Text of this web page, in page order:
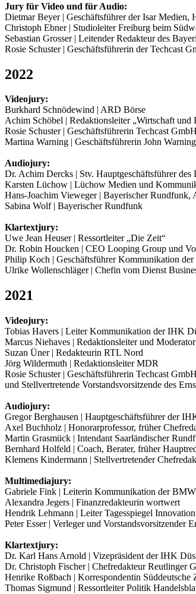
Jury für Video und für Audio:
Dietmar Beyer | Geschäftsführer der Isar Medien,
Christoph Ebner | Studioleiter Freiburg beim
Sebastian Grosser | Leitender Redakteur des
Rosie Schuster | Geschäftsführerin der Techcast
2022
Videojury:
Burkhard Schnödewind | ARD Börse
Achim Schöbel | Redaktionsleiter „Wirtschaft und
Rosie Schuster | Geschäftsführerin Techcast
Martina Warning | Geschäftsführerin John
Audiojury:
Dr. Achim Dercks | Stv. Hauptgeschäftsführer
Karsten Lüchow | Lüchow Medien und
Hans-Joachim Vieweger | Bayerischer Rundfunk,
Sabina Wolf | Bayerischer Rundfunk
Klartextjury:
Uwe Jean Heuser | Ressortleiter „Die Zeit“
Dr. Robin Houcken | CEO Looping Group und
Philip Koch | Geschäftsführer Kommunikation
Ulrike Wollenschläger | Chefin vom Dienst
2021
Videojury:
Tobias Havers | Leiter Kommunikation der IHK
Marcus Niehaves | Redaktionsleiter und
Suzan Üner | Redakteurin RTL Nord
Jörg Wildermuth | Redaktionsleiter MDR
Rosie Schuster | Geschäftsführerin Techcast GmbH
und Stellvertretende Vorstandsvorsitzende des
Audiojury:
Gregor Berghausen | Hauptgeschäftsführer der
Axel Buchholz | Honorarprofessor, früher
Martin Grasmück | Intendant Saarländischer
Bernhard Holfeld | Coach, Berater, früher
Klemens Kindermann | Stellvertretender
Multimediajury:
Gabriele Fink | Leiterin Kommunikation der
Alexandra Jegers | Finanzredakteurin wortwert
Hendrik Lehmann | Leiter Tagesspiegel
Peter Esser | Verleger und Vorstandsvorsitzender
Klartextjury:
Dr. Karl Hans Arnold | Vizepräsident der IHK
Dr. Christoph Fischer | Chefredakteur Reutlinger
Henrike Roßbach | Korrespondentin Süddeutsche
Thomas Sigmund | Ressortleiter Politik